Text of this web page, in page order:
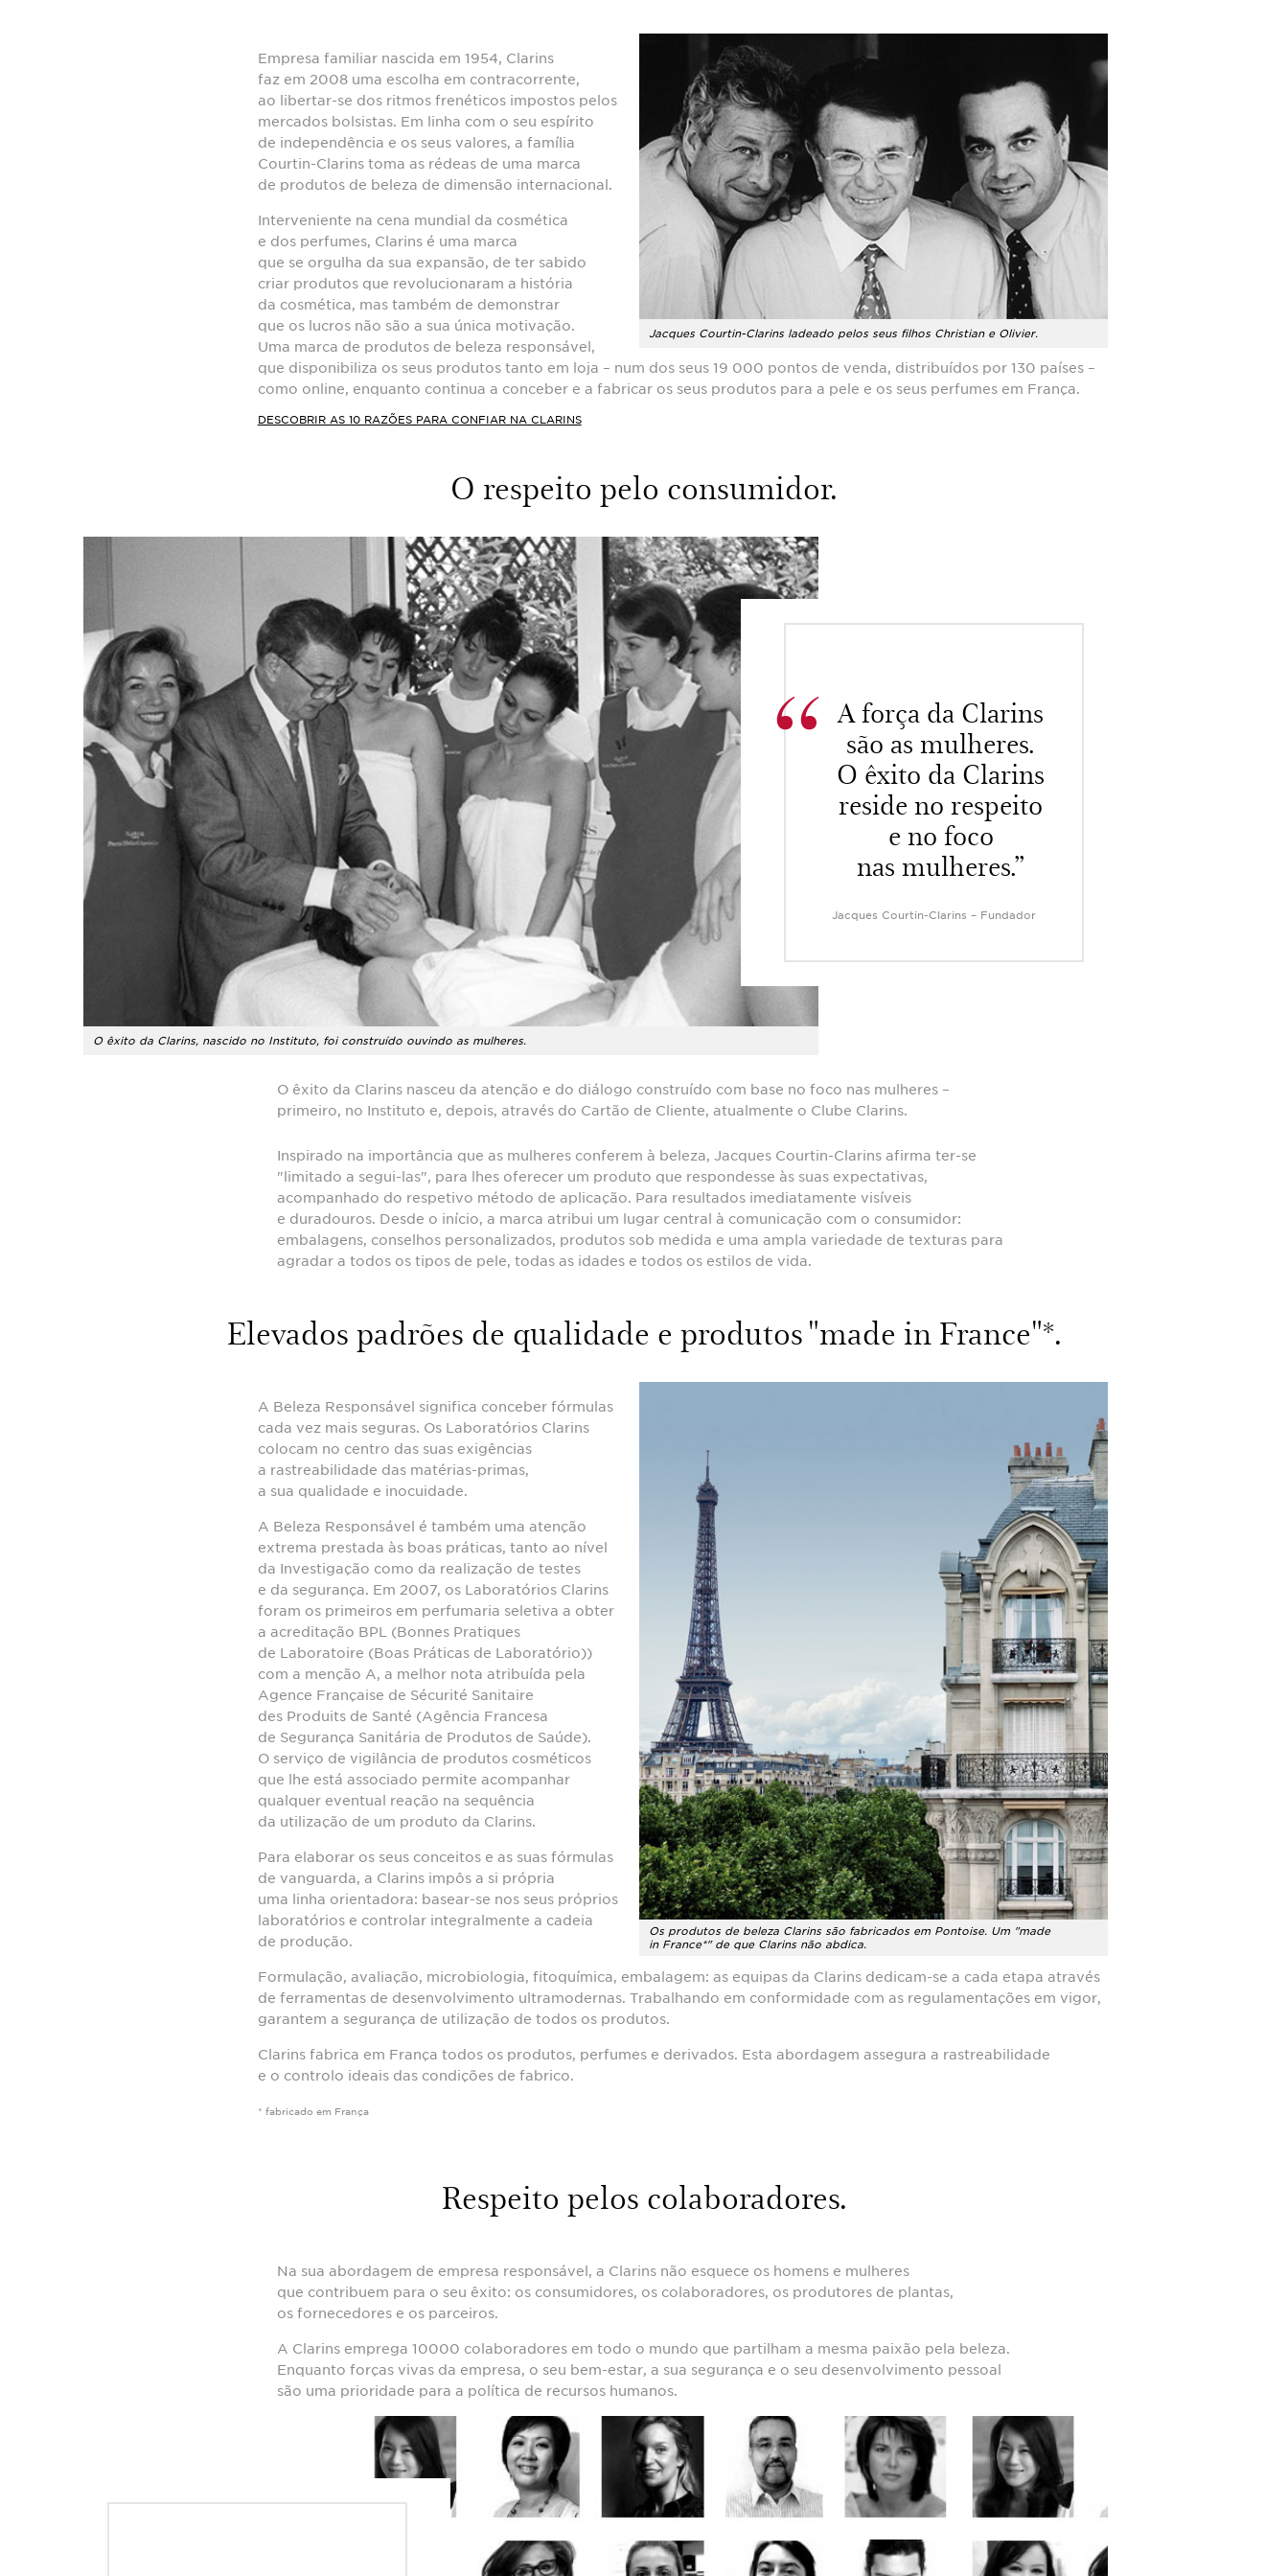
Jacques Courtin-Clarins ladeado pelos seus filhos Christian e Olivier.
Empresa familiar nascida em 1954, Clarins
faz em 2008 uma escolha em contracorrente,
ao libertar-se dos ritmos frenéticos impostos pelos
mercados bolsistas. Em linha com o seu espírito
de independência e os seus valores, a família
Courtin-Clarins toma as rédeas de uma marca
de produtos de beleza de dimensão internacional.
Interveniente na cena mundial da cosmética
e dos perfumes, Clarins é uma marca
que se orgulha da sua expansão, de ter sabido
criar produtos que revolucionaram a história
da cosmética, mas também de demonstrar
que os lucros não são a sua única motivação.
Uma marca de produtos de beleza responsável,
que disponibiliza os seus produtos tanto em loja – num dos seus 19 000 pontos de venda, distribuídos por 130 países –
como online, enquanto continua a conceber e a fabricar os seus produtos para a pele e os seus perfumes em França.
DESCOBRIR AS 10 RAZÕES PARA CONFIAR NA CLARINS
O respeito pelo consumidor.
O êxito da Clarins, nascido no Instituto, foi construído ouvindo as mulheres.
A força da Clarins
são as mulheres.
O êxito da Clarins
reside no respeito
e no foco
nas mulheres.”
Jacques Courtin-Clarins – Fundador
O êxito da Clarins nasceu da atenção e do diálogo construído com base no foco nas mulheres –
primeiro, no Instituto e, depois, através do Cartão de Cliente, atualmente o Clube Clarins.
Inspirado na importância que as mulheres conferem à beleza, Jacques Courtin-Clarins afirma ter-se
"limitado a segui-las", para lhes oferecer um produto que respondesse às suas expectativas,
acompanhado do respetivo método de aplicação. Para resultados imediatamente visíveis
e duradouros. Desde o início, a marca atribui um lugar central à comunicação com o consumidor:
embalagens, conselhos personalizados, produtos sob medida e uma ampla variedade de texturas para
agradar a todos os tipos de pele, todas as idades e todos os estilos de vida.
Elevados padrões de qualidade e produtos "made in France"*.
Os produtos de beleza Clarins são fabricados em Pontoise. Um "made
in France*" de que Clarins não abdica.
A Beleza Responsável significa conceber fórmulas
cada vez mais seguras. Os Laboratórios Clarins
colocam no centro das suas exigências
a rastreabilidade das matérias-primas,
a sua qualidade e inocuidade.
A Beleza Responsável é também uma atenção
extrema prestada às boas práticas, tanto ao nível
da Investigação como da realização de testes
e da segurança. Em 2007, os Laboratórios Clarins
foram os primeiros em perfumaria seletiva a obter
a acreditação BPL (Bonnes Pratiques
de Laboratoire (Boas Práticas de Laboratório))
com a menção A, a melhor nota atribuída pela
Agence Française de Sécurité Sanitaire
des Produits de Santé (Agência Francesa
de Segurança Sanitária de Produtos de Saúde).
O serviço de vigilância de produtos cosméticos
que lhe está associado permite acompanhar
qualquer eventual reação na sequência
da utilização de um produto da Clarins.
Para elaborar os seus conceitos e as suas fórmulas
de vanguarda, a Clarins impôs a si própria
uma linha orientadora: basear-se nos seus próprios
laboratórios e controlar integralmente a cadeia
de produção.
Formulação, avaliação, microbiologia, fitoquímica, embalagem: as equipas da Clarins dedicam-se a cada etapa através
de ferramentas de desenvolvimento ultramodernas. Trabalhando em conformidade com as regulamentações em vigor,
garantem a segurança de utilização de todos os produtos.
Clarins fabrica em França todos os produtos, perfumes e derivados. Esta abordagem assegura a rastreabilidade
e o controlo ideais das condições de fabrico.
* fabricado em França
Respeito pelos colaboradores.
Na sua abordagem de empresa responsável, a Clarins não esquece os homens e mulheres
que contribuem para o seu êxito: os consumidores, os colaboradores, os produtores de plantas,
os fornecedores e os parceiros.
A Clarins emprega 10000 colaboradores em todo o mundo que partilham a mesma paixão pela beleza.
Enquanto forças vivas da empresa, o seu bem-estar, a sua segurança e o seu desenvolvimento pessoal
são uma prioridade para a política de recursos humanos.